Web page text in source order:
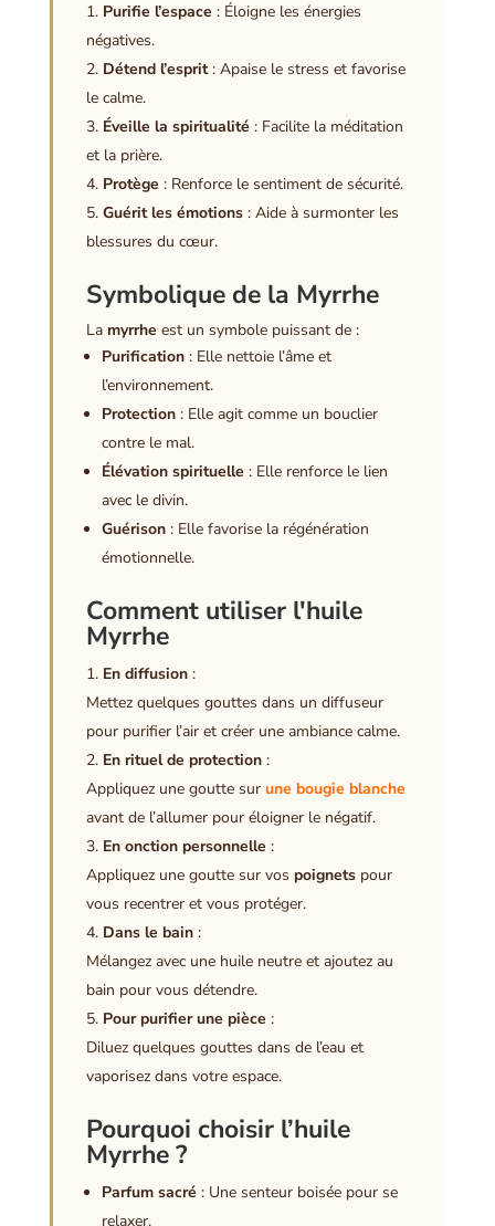
Purifie l’espace : Éloigne les énergies
négatives.
Détend l’esprit: Apaise le stress et favorise
le calme.
Éveille la spiritualité : Facilite la méditation
et la prière.
Protège : Renforce le sentiment de sécurité.
Guérit les émotions: Aide à surmonter les
blessures du cœur.
Symbolique de la Myrrhe
La myrrhe est un symbole puissant de :
Purification: Elle nettoie l’âme et
l’environnement.
Protection: Elle agit comme un bouclier
contre le mal.
Élévation spirituelle : Elle renforce le lien
avec le divin.
Guérison: Elle favorise la régénération
émotionnelle.
Comment utiliser l'huile
Myrrhe
En diffusion:
Mettez quelques gouttes dans un diffuseur
pour purifier l’air et créer une ambiance calme.
En rituel de protection:
Appliquez une goutte sur une bougie blanche
avant de l’allumer pour éloigner le négatif.
En onction personnelle :
Appliquez une goutte sur vos poignetspour
vous recentrer et vous protéger.
Dans le bain:
Mélangez avec une huile neutre et ajoutez au
bain pour vous détendre.
Pour purifier une pièce :
Diluez quelques gouttes dans de l’eau et
vaporisez dans votre espace.
Pourquoi choisir l’huile
Myrrhe ?
Parfum sacré : Une senteur boisée pour se
relaxer.